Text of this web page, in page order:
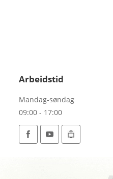
Arbeidstid
Mandag-søndag
09:00 - 17:00